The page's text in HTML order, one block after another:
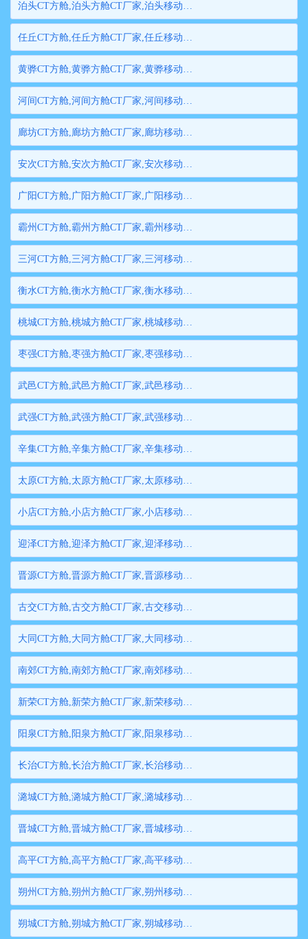
泊头CT方舱,泊头方舱CT厂家,泊头移动方舱CT,泊头医用CT方舱,泊头方舱式CT,泊头方舱CT
任丘CT方舱,任丘方舱CT厂家,任丘移动方舱CT,任丘医用CT方舱,任丘方舱式CT,任丘方舱CT
黄骅CT方舱,黄骅方舱CT厂家,黄骅移动方舱CT,黄骅医用CT方舱,黄骅方舱式CT,黄骅方舱CT
河间CT方舱,河间方舱CT厂家,河间移动方舱CT,河间医用CT方舱,河间方舱式CT,河间方舱CT
廊坊CT方舱,廊坊方舱CT厂家,廊坊移动方舱CT,廊坊医用CT方舱,廊坊方舱式CT,廊坊方舱CT
安次CT方舱,安次方舱CT厂家,安次移动方舱CT,安次医用CT方舱,安次方舱式CT,安次方舱CT
广阳CT方舱,广阳方舱CT厂家,广阳移动方舱CT,广阳医用CT方舱,广阳方舱式CT,广阳方舱CT
霸州CT方舱,霸州方舱CT厂家,霸州移动方舱CT,霸州医用CT方舱,霸州方舱式CT,霸州方舱CT
三河CT方舱,三河方舱CT厂家,三河移动方舱CT,三河医用CT方舱,三河方舱式CT,三河方舱CT
衡水CT方舱,衡水方舱CT厂家,衡水移动方舱CT,衡水医用CT方舱,衡水方舱式CT,衡水方舱CT
桃城CT方舱,桃城方舱CT厂家,桃城移动方舱CT,桃城医用CT方舱,桃城方舱式CT,桃城方舱CT
枣强CT方舱,枣强方舱CT厂家,枣强移动方舱CT,枣强医用CT方舱,枣强方舱式CT,枣强方舱CT
武邑CT方舱,武邑方舱CT厂家,武邑移动方舱CT,武邑医用CT方舱,武邑方舱式CT,武邑方舱CT
武强CT方舱,武强方舱CT厂家,武强移动方舱CT,武强医用CT方舱,武强方舱式CT,武强方舱CT
辛集CT方舱,辛集方舱CT厂家,辛集移动方舱CT,辛集医用CT方舱,辛集方舱式CT,辛集方舱CT
太原CT方舱,太原方舱CT厂家,太原移动方舱CT,太原医用CT方舱,太原方舱式CT,太原方舱CT
小店CT方舱,小店方舱CT厂家,小店移动方舱CT,小店医用CT方舱,小店方舱式CT,小店方舱CT
迎泽CT方舱,迎泽方舱CT厂家,迎泽移动方舱CT,迎泽医用CT方舱,迎泽方舱式CT,迎泽方舱CT
晋源CT方舱,晋源方舱CT厂家,晋源移动方舱CT,晋源医用CT方舱,晋源方舱式CT,晋源方舱CT
古交CT方舱,古交方舱CT厂家,古交移动方舱CT,古交医用CT方舱,古交方舱式CT,古交方舱CT
大同CT方舱,大同方舱CT厂家,大同移动方舱CT,大同医用CT方舱,大同方舱式CT,大同方舱CT
南郊CT方舱,南郊方舱CT厂家,南郊移动方舱CT,南郊医用CT方舱,南郊方舱式CT,南郊方舱CT
新荣CT方舱,新荣方舱CT厂家,新荣移动方舱CT,新荣医用CT方舱,新荣方舱式CT,新荣方舱CT
阳泉CT方舱,阳泉方舱CT厂家,阳泉移动方舱CT,阳泉医用CT方舱,阳泉方舱式CT,阳泉方舱CT
长治CT方舱,长治方舱CT厂家,长治移动方舱CT,长治医用CT方舱,长治方舱式CT,长治方舱CT
潞城CT方舱,潞城方舱CT厂家,潞城移动方舱CT,潞城医用CT方舱,潞城方舱式CT,潞城方舱CT
晋城CT方舱,晋城方舱CT厂家,晋城移动方舱CT,晋城医用CT方舱,晋城方舱式CT,晋城方舱CT
高平CT方舱,高平方舱CT厂家,高平移动方舱CT,高平医用CT方舱,高平方舱式CT,高平方舱CT
朔州CT方舱,朔州方舱CT厂家,朔州移动方舱CT,朔州医用CT方舱,朔州方舱式CT,朔州方舱CT
朔城CT方舱,朔城方舱CT厂家,朔城移动方舱CT,朔城医用CT方舱,朔城方舱式CT,朔城方舱CT